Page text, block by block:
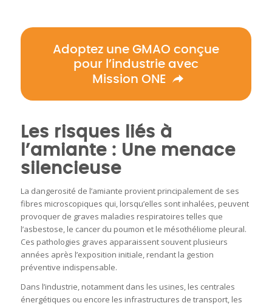
Adoptez une GMAO conçue
pour l’industrie avec
Mission ONE
Les risques liés à
l’amiante : Une menace
silencieuse
La dangerosité de l’amiante provient principalement de ses
fibres microscopiques qui, lorsqu’elles sont inhalées, peuvent
provoquer de graves maladies respiratoires telles que
l’asbestose, le cancer du poumon et le mésothéliome pleural.
Ces pathologies graves apparaissent souvent plusieurs
années après l’exposition initiale, rendant la gestion
préventive indispensable.
Dans l’industrie, notamment dans les usines, les centrales
énergétiques ou encore les infrastructures de transport, les